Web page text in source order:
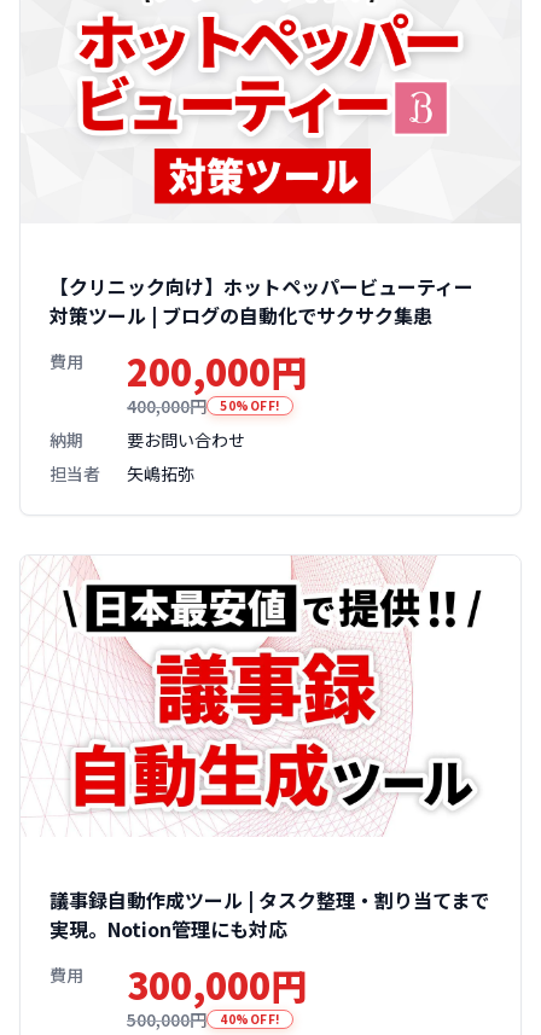
【クリニック向け】ホットペッパービューティー
対策ツール | ブログの自動化でサクサク集患
費用 200,000円
400,000円 50%OFF!
納期
要お問い合わせ
担当者
矢嶋拓弥
議事録自動作成ツール | タスク整理・割り当てまで
実現。Notion管理にも対応
費用 300,000円
500,000円 40%OFF!